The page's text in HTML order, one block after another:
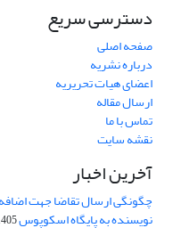
دسترسی سریع
صفحه اصلی
درباره نشریه
اعضای هیات تحریریه
ارسال مقاله
تماس با ما
نقشه سایت
آخرین اخبار
چگونگی ارسال تقاضا جهت
نویسنده به پایگاه اسکوپوس04-27